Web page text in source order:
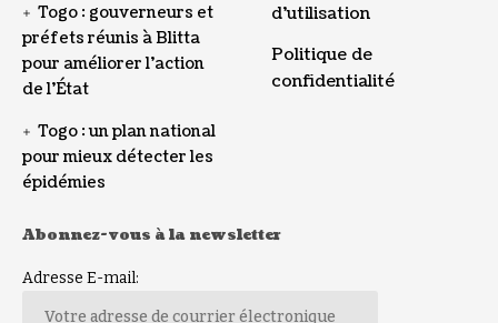
Togo : gouverneurs et
préfets réunis à Blitta
pour améliorer l’action
de l’État
Togo : un plan national
pour mieux détecter les
épidémies
d’utilisation
Politique de
confidentialité
Abonnez-vous à la newsletter
Adresse E-mail: